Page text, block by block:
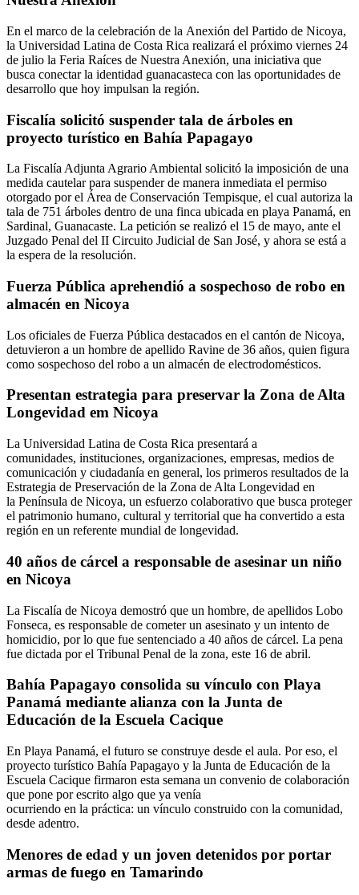
En el marco de la celebración de la Anexión del Partido de Nicoya,
la Universidad Latina de Costa Rica realizará el próximo viernes 24
de julio la Feria Raíces de Nuestra Anexión, una iniciativa que
busca conectar la identidad guanacasteca con las oportunidades de
desarrollo que hoy impulsan la región.
Fiscalía solicitó suspender tala de árboles en
proyecto turístico en Bahía Papagayo
La Fiscalía Adjunta Agrario Ambiental solicitó la imposición de una
medida cautelar para suspender de manera inmediata el permiso
otorgado por el Área de Conservación Tempisque, el cual autoriza la
tala de 751 árboles dentro de una finca ubicada en playa Panamá, en
Sardinal, Guanacaste. La petición se realizó el 15 de mayo, ante el
Juzgado Penal del II Circuito Judicial de San José, y ahora se está a
la espera de la resolución.
Fuerza Pública aprehendió a sospechoso de robo en
almacén en Nicoya
Los oficiales de Fuerza Pública destacados en el cantón de Nicoya,
detuvieron a un hombre de apellido Ravine de 36 años, quien figura
como sospechoso del robo a un almacén de electrodomésticos.
Presentan estrategia para preservar la Zona de Alta
Longevidad em Nicoya
La Universidad Latina de Costa Rica presentará a
comunidades, instituciones, organizaciones, empresas, medios de
comunicación y ciudadanía en general, los primeros resultados de la
Estrategia de Preservación de la Zona de Alta Longevidad en
la Península de Nicoya, un esfuerzo colaborativo que busca proteger
el patrimonio humano, cultural y territorial que ha convertido a esta
región en un referente mundial de longevidad.
40 años de cárcel a responsable de asesinar un niño
en Nicoya
La Fiscalía de Nicoya demostró que un hombre, de apellidos Lobo
Fonseca, es responsable de cometer un asesinato y un intento de
homicidio, por lo que fue sentenciado a 40 años de cárcel. La pena
fue dictada por el Tribunal Penal de la zona, este 16 de abril.
Bahía Papagayo consolida su vínculo con Playa
Panamá mediante alianza con la Junta de
Educación de la Escuela Cacique
En Playa Panamá, el futuro se construye desde el aula. Por eso, el
proyecto turístico Bahía Papagayo y la Junta de Educación de la
Escuela Cacique firmaron esta semana un convenio de colaboración
que pone por escrito algo que ya venía
ocurriendo en la práctica: un vínculo construido con la comunidad,
desde adentro.
Menores de edad y un joven detenidos por portar
armas de fuego en Tamarindo